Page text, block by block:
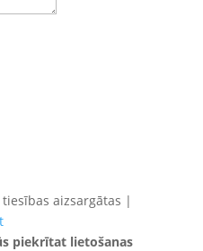
aizsargātas |
piekrītat lietošanas